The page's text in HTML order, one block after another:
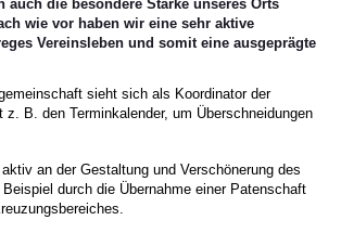
auch die besondere Stärke unseres Orts
wie vor haben wir eine sehr aktive
Vereinsleben und somit eine ausgeprägte
sieht sich als Koordinator der
B. den Terminkalender, um Überschneidungen
an der Gestaltung und Verschönerung des
durch die Übernahme einer Patenschaft